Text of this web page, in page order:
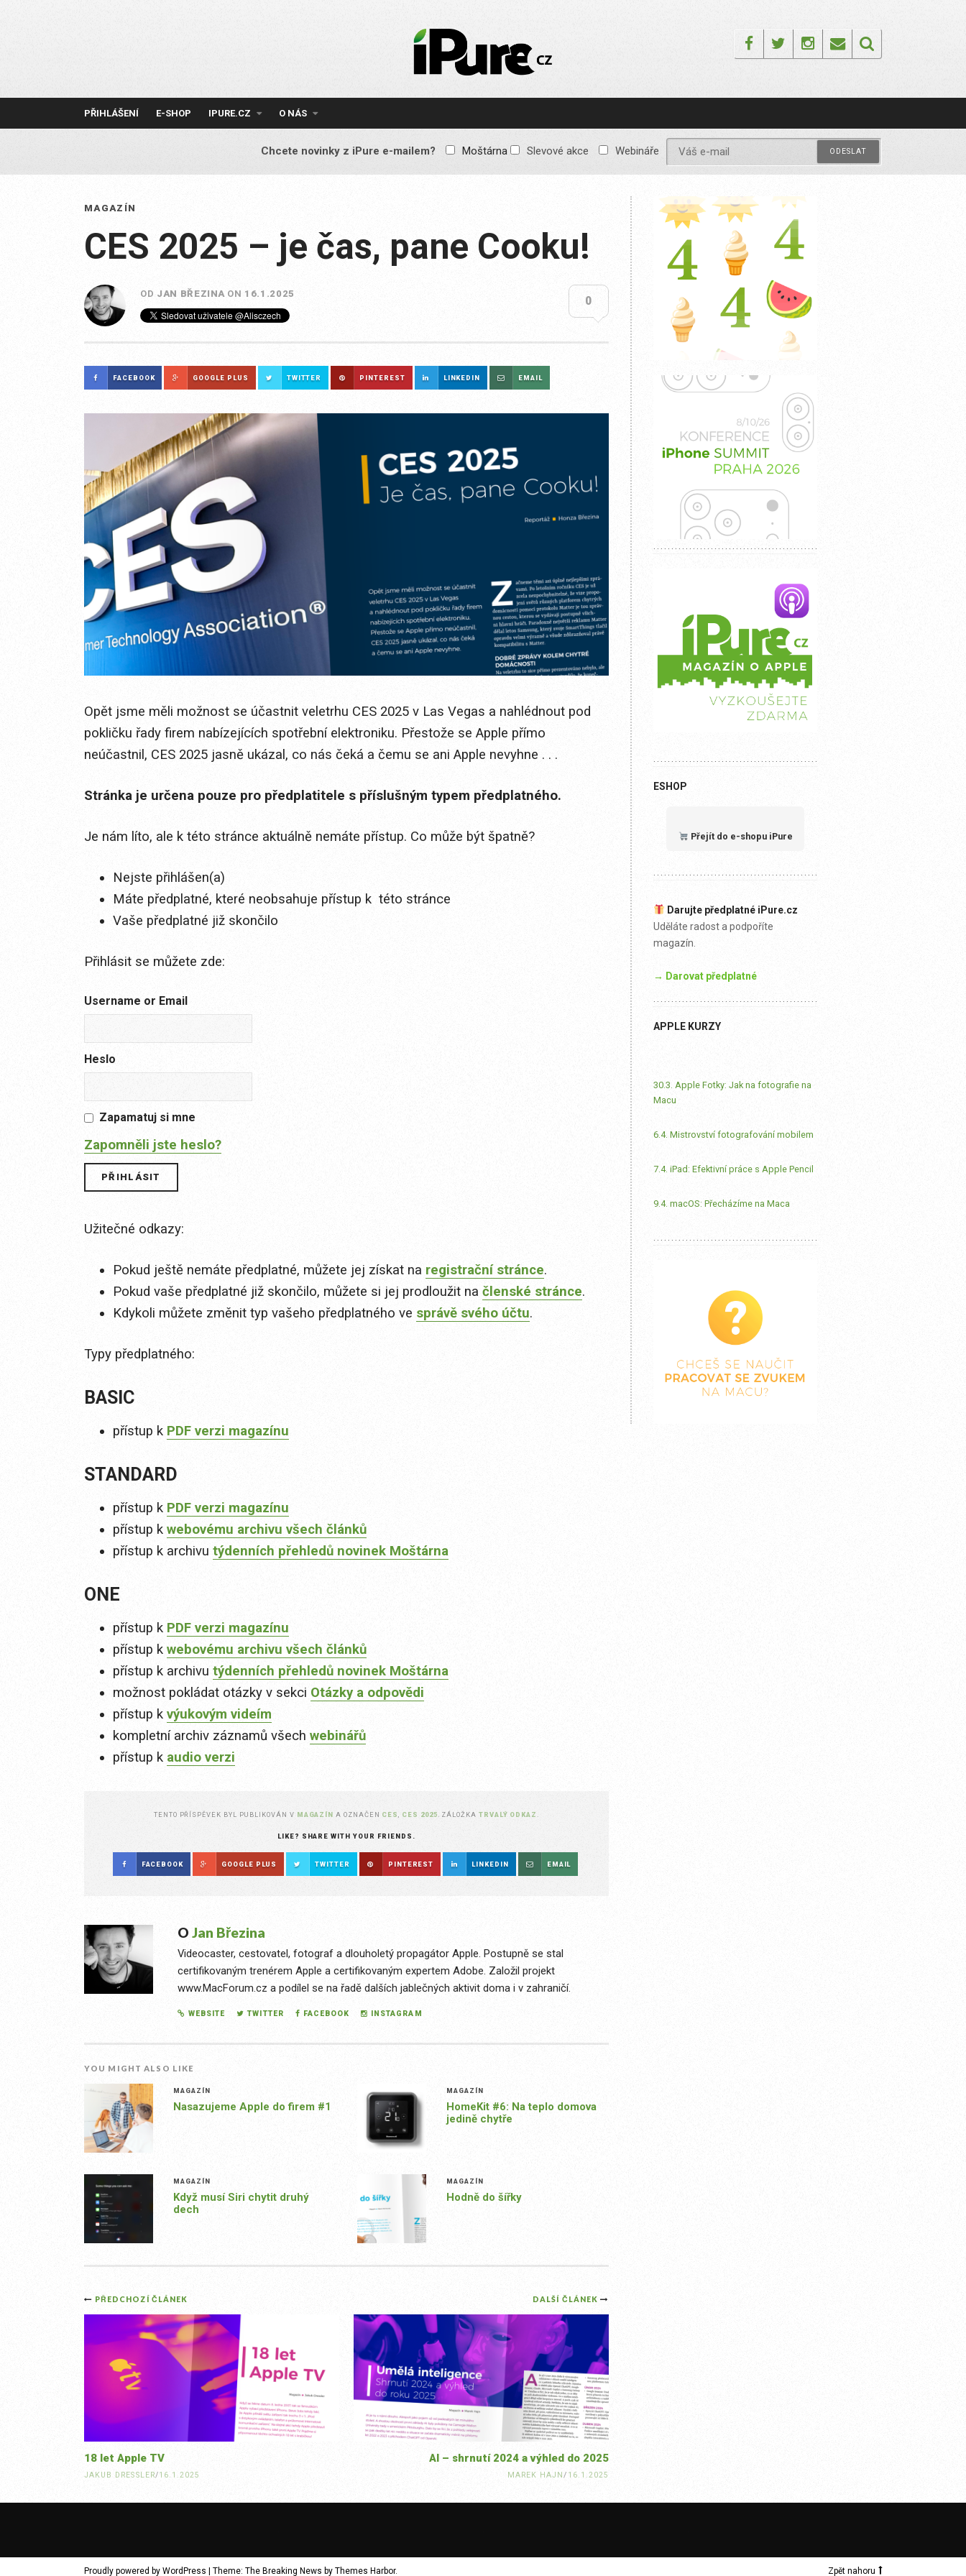
IPURE.CZ
Prémiový Apple e-
reklamy, žádné
obsah pro všechny
FacebookTwitterInstagram
Email
PŘIHLÁŠENÍ E-SHOP IPURE.CZ O NÁS
Chcete novinky z iPure e-mailem? Moštárna Slevové akce Webináře
MAGAZÍN
CES 2025 – je čas, pane Cooku!
OD JAN BŘEZINA ON 16.1.2025
0
FACEBOOK GOOGLE PLUS TWITTER PINTEREST LINKEDIN EMAIL
Opět jsme měli možnost se účastnit veletrhu CES 2025 v Las Vegas a nahlédnout pod
pokličku řady firem nabízejících spotřební elektroniku. Přestože se Apple přímo
neúčastnil, CES 2025 jasně ukázal, co nás čeká a čemu se ani Apple nevyhne . . .
Stránka je určena pouze pro předplatitele s příslušným typem předplatného.
Je nám líto, ale k této stránce aktuálně nemáte přístup. Co může být špatně?
Nejste přihlášen(a)
Máte předplatné, které neobsahuje přístup k této stránce
Vaše předplatné již skončilo
Přihlásit se můžete zde:
Username or Email
Heslo
Zapamatuj si mne
Zapomněli jste heslo?
Užitečné odkazy:
Pokud ještě nemáte předplatné, můžete jej získat na registrační stránce.
Pokud vaše předplatné již skončilo, můžete si jej prodloužit na členské stránce.
Kdykoli můžete změnit typ vašeho předplatného ve správě svého účtu.
Typy předplatného:
BASIC
přístup k PDF verzi magazínu
STANDARD
přístup k PDF verzi magazínu
přístup k webovému archivu všech článků
přístup k archivu týdenních přehledů novinek Moštárna
ONE
přístup k PDF verzi magazínu
přístup k webovému archivu všech článků
přístup k archivu týdenních přehledů novinek Moštárna
možnost pokládat otázky v sekci Otázky a odpovědi
přístup k výukovým videím
kompletní archiv záznamů všech webinářů
přístup k audio verzi
TENTO PŘÍSPĚVEK BYL PUBLIKOVÁN V MAGAZÍN A OZNAČEN CES CES 2025 . ZÁLOŽKA TRVALÝ ODKAZ
LIKE? SHARE WITH YOUR FRIENDS.
FACEBOOK GOOGLE PLUS TWITTER PINTEREST LINKEDIN EMAIL
O Jan Březina
Videocaster, cestovatel, fotograf a dlouholetý propagátor Apple. Postupně se stal
certifikovaným trenérem Apple a certifikovaným expertem Adobe. Založil projekt
www.MacForum.cz a podílel se na řadě dalších jablečných aktivit doma i v zahraničí.
WEBSITE TWITTER FACEBOOK INSTAGRAM
YOU MIGHT ALSO LIKE
MAGAZÍN
Nasazujeme Apple do firem #1
MAGAZÍN
HomeKit #6: Na teplo domova
jedině chytře
MAGAZÍN
Když musí Siri chytit druhý
dech
MAGAZÍN
Hodně do šířky
Post
navigation
DALŠÍ ČLÁNEK
AI – shrnutí 2024 a výhled do 2025
MAREK HAJN/ 16.1.2025
PŘEDCHOZÍ ČLÁNEK
18 let Apple TV
JAKUB DRESSLER/16.1.2025
ESHOP
Přejít do e-shopu iPure
Darujte předplatné iPure.cz
Uděláte radost a podpoříte
magazín.
→ Darovat předplatné
APPLE KURZY
30.3. Apple Fotky: Jak na fotografie na
Macu
6.4. Mistrovství fotografování mobilem
7.4. iPad: Efektivní práce s Apple Pencil
9.4. macOS: Přecházíme na Maca
Proudly powered by WordPress Theme: The Breaking News by Themes Harbor. Zpět nahoru